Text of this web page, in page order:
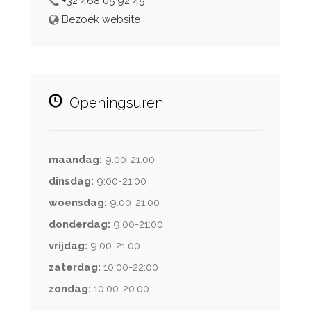
Bezoek website
Openingsuren
maandag: 9:00-21:00
dinsdag: 9:00-21:00
woensdag: 9:00-21:00
donderdag: 9:00-21:00
vrijdag: 9:00-21:00
zaterdag: 10:00-22:00
zondag: 10:00-20:00